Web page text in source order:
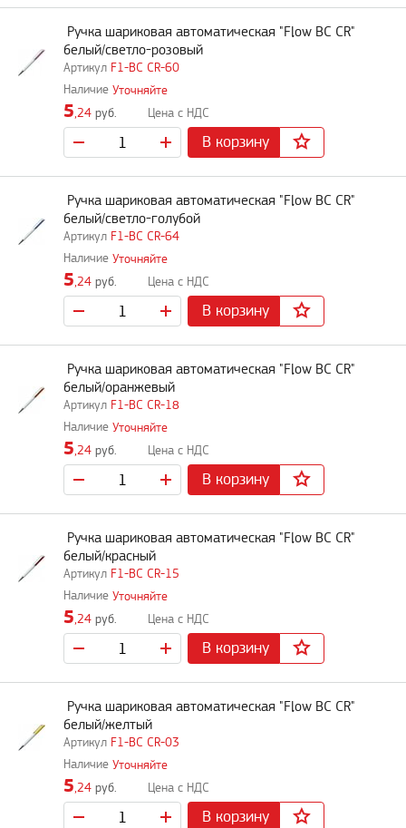
F1-BC CR-60
Ручка шариковая автоматическая "Flow BC CR"
белый/светло-розовый
Уточняйте
5,24 руб.
В корзину
F1-BC CR-64
Ручка шариковая автоматическая "Flow BC CR"
белый/светло-голубой
Уточняйте
5,24 руб.
В корзину
F1-BC CR-18
Ручка шариковая автоматическая "Flow BC CR"
белый/оранжевый
Уточняйте
5,24 руб.
В корзину
F1-BC CR-15
Ручка шариковая автоматическая "Flow BC CR"
белый/красный
Уточняйте
5,24 руб.
В корзину
F1-BC CR-03
Ручка шариковая автоматическая "Flow BC CR"
белый/желтый
Уточняйте
5,24 руб.
В корзину